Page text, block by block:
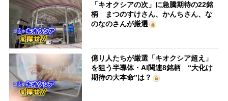
「キオクシアの次」に急騰期待の22銘
柄 まつのすけさん、かんちさん、な
のなのさんが厳選
億り人たちが厳選「キオクシア超え」
を狙う半導体・AI関連8銘柄 “大化け
期待の大本命”は？